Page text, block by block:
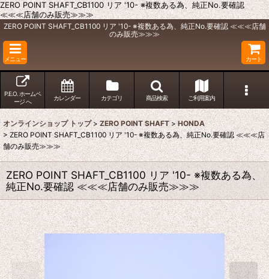
ZERO POINT SHAFT_CB1100 リア '10- ※複数ある為、純正No.要確認
≪≪≪店舗のみ販売≫≫≫
ZERO POINT SHAFT_CB1100 リア '10- ※複数ある為、純正No.要確認 ≪≪≪店舗
のみ販売≫≫≫
メニュー カート
P.E.O. ホームペ
ージ へ
カレンダー カテゴリ 商品検索 ご利用案内
オンラインショップ トップ > ZERO POINT SHAFT > HONDA
> ZERO POINT SHAFT_CB1100 リア '10- ※複数ある為、純正No.要確認 ≪≪≪店
舗のみ販売≫≫≫
ZERO POINT SHAFT_CB1100 リア '10- ※複数ある為、
純正No.要確認 ≪≪≪店舗のみ販売≫≫≫